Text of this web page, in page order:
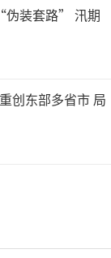
伪装套路” 汛期
创东部多省市 局